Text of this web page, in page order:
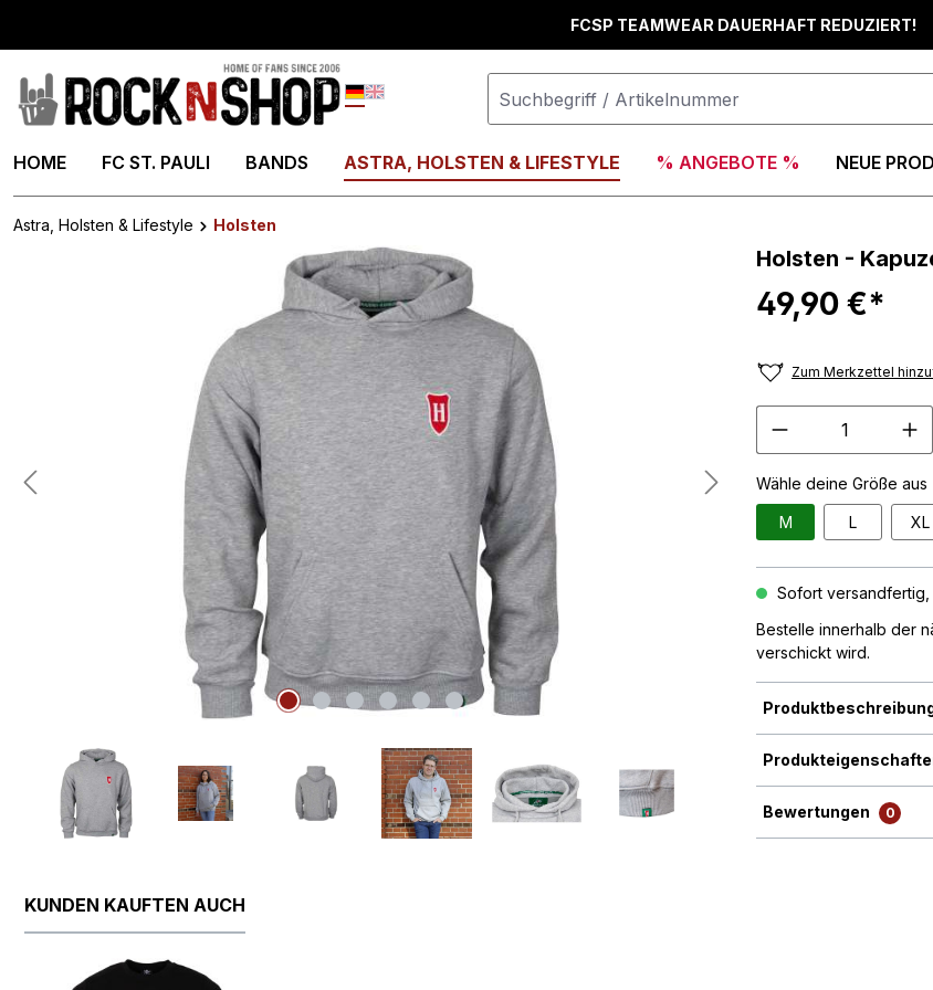
FCSP TEAMWEAR DAUERHAFT REDUZIERT!
Deutsch
HOME FC ST. PAULI BANDS ASTRA, HOLSTEN & LIFESTYLE % ANGEBOTE % NEUE
Astra, Holsten & Lifestyle
Holsten
Holsten -
49,90 €*
Zum Merkzettel
Wähle deine Größe aus
M L XL
Sofort versandfertig,
Bestelle innerhalb der
verschickt wird.
Bewertungen 0
KUNDEN KAUFTEN AUCH